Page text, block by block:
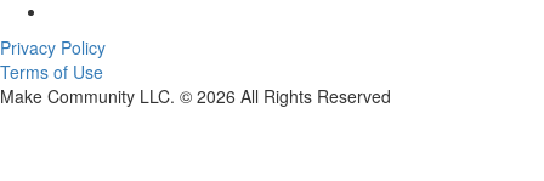
Privacy Policy
Terms of Use
Make Community LLC. © 2026 All Rights Reserved